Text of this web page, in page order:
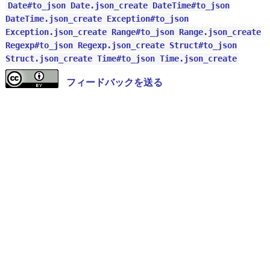
Date#to_json Date.json_create DateTime#to_json
DateTime.json_create Exception#to_json
Exception.json_create Range#to_json Range.json_create
Regexp#to_json Regexp.json_create Struct#to_json
Struct.json_create Time#to_json Time.json_create
フィードバックを送る